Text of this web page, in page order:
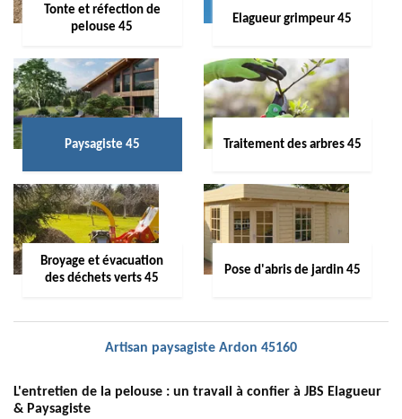
Tonte et réfection de
pelouse 45
Elagueur grimpeur 45
Paysagiste 45 Traitement des arbres 45
Broyage et évacuation
des déchets verts 45
Pose d'abris de jardin 45
Artisan paysagiste Ardon 45160
L'entretien de la pelouse : un travail à confier à JBS Elagueur
& Paysagiste